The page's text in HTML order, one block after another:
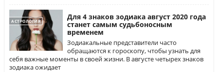
АСТРОЛОГИЯ
Для 4 знаков зодиака август 2020 года
станет самым судьбоносным
временем
Зодиакальные представители часто
обращаются к гороскопу, чтобы узнать для
себя важные моменты в своей жизни. В августе четырех знаков
зодиака ожидает